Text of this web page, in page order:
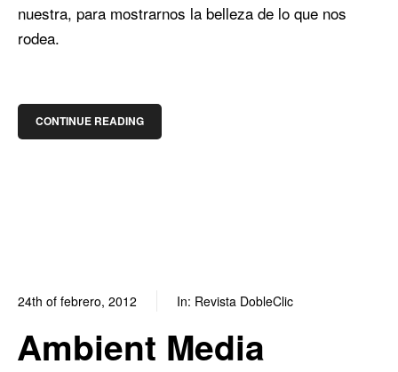
nuestra, para mostrarnos la belleza de lo que nos
rodea.
CONTINUE READING
24th of febrero, 2012 In: Revista DobleClic
Ambient Media